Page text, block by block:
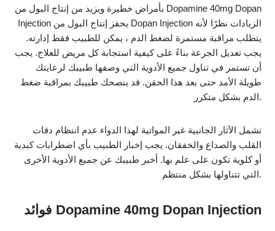
بأمراض خطيرة ويزيد من إنتاج البول من Dopamine 40mg Dopan
Injection يحفز إنتاج البول من Dopan Injection الزيادات نظرًا لأنه
يتطلب مراقبة مستمرة لضغط الدم ، يمكن للطبيب فقط إدارته.
يجب تعديل الجرعة بناءً على كيفية استجابة كل مريض للعلاج. يجب
أن تستمر في تناول جميع الأدوية التي وصفها طبيبك لرعايتك
طويلة الأمد حتى بعد هذا الحقن. قد ينصحك طبيبك بمراقبة ضغط
الدم بشكل متكرر.
تشمل الآثار الجانبية غير المواتية لهذا الدواء عدم انتظام دقات
القلب والصداع والخفقان. يجب إخبار الطبيب بأي اضطرابات كبدية
أو كلوية تكون على علم بها. أخبر طبيبك عن جميع الأدوية الأخرى
التي تتناولها بشكل منتظم.
فوائد Dopamine 40mg Dopan Injection